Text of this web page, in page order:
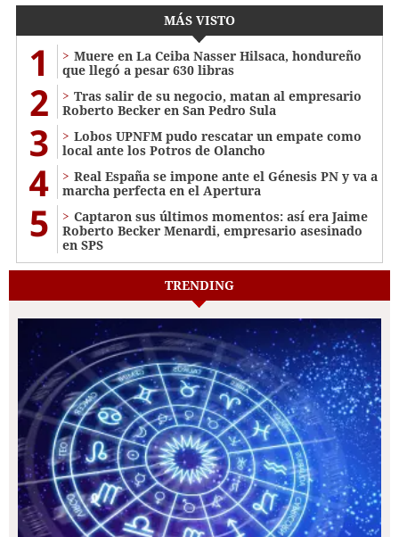
MÁS VISTO
1
Muere en La Ceiba Nasser Hilsaca, hondureño
que llegó a pesar 630 libras
2
Tras salir de su negocio, matan al empresario
Roberto Becker en San Pedro Sula
3
Lobos UPNFM pudo rescatar un empate como
local ante los Potros de Olancho
4
Real España se impone ante el Génesis PN y va a
marcha perfecta en el Apertura
5
Captaron sus últimos momentos: así era Jaime
Roberto Becker Menardi​​​, empresario asesinado
en SPS
TRENDING